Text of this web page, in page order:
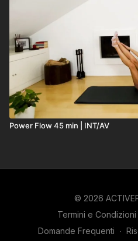
Power Flow 45 min | INT/AV
© 2026
Termini e Condizioni
Domande Frequenti ∙